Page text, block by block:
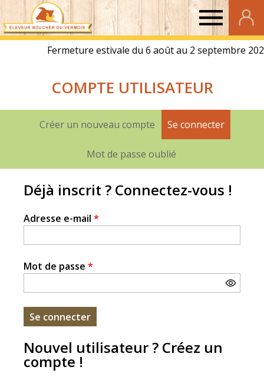
Eleveur
Boucher
du
Vermois
COMPTE UTILISATEUR
OngletsCréer un nouveau compte Se connecter(onglet
Mot de passe oublié
Déjà inscrit ? Connectez-vous !
Adresse e-mail *
Mot de passe *
Nouvel utilisateur ? Créez un
compte !